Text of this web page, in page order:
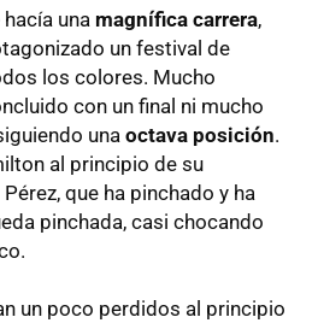
una magnífica carrera,
un festival de
los colores. Mucho
con un final ni mucho
una octava posición.
al principio de su
que ha pinchado y ha
pinchada, casi chocando
un poco perdidos al principio